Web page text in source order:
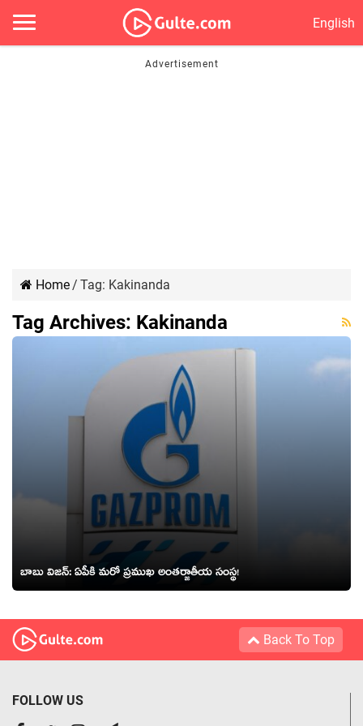
English
Home/ Tag: Kakinanda
Tag Archives: Kakinanda
బాబు విజ‌న్‌: ఏపీకి మరో ప్రముఖ అంతర్జాతీయ సంస్థ!
Back To Top
FOLLOW US